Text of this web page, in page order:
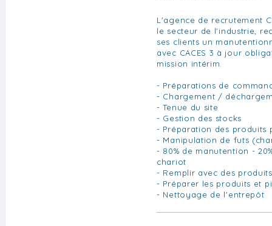
L'agence de recrutement
le secteur de l'industrie,
ses clients un
avec CACES 3 à jour
mission intérim.
- Préparations de
- Chargement /
- Tenue du site
- Gestion des stocks
- Préparation des produits
- Manipulation de futs
- 80% de manutention -
chariot
- Remplir avec des
- Préparer les produits et
- Nettoyage de l'entrepôt